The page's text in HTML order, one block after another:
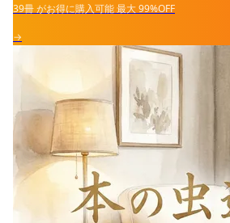
39冊がお得に購入可能最大99%OFF
→